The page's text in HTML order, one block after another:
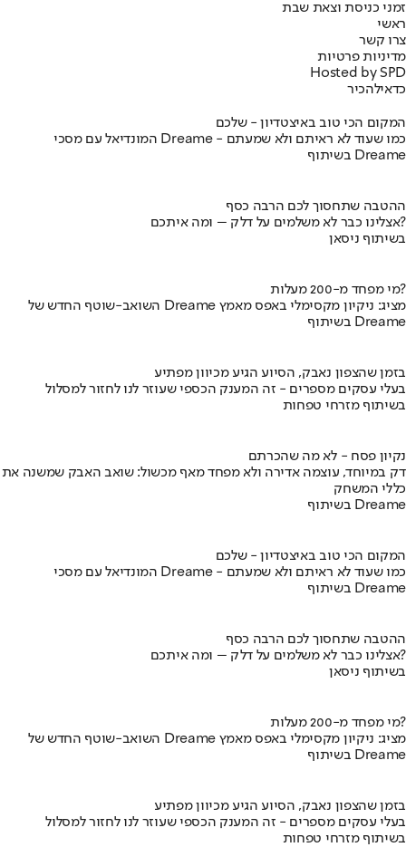
זמני כניסת וצאת שבת
ראשי
צרו קשר
מדיניות פרטיות
Hosted by SPD
כדאילהכיר
המקום הכי טוב באיצטדיון - שלכם
המונדיאל עם מסכי Dreame - כמו שעוד לא ראיתם ולא שמעתם
בשיתוף Dreame
ההטבה שתחסוך לכם הרבה כסף
אצלינו כבר לא משלמים על דלק – ומה איתכם?
בשיתוף ניסאן
מי מפחד מ-200 מעלות?
השואב-שוטף החדש של Dreame מציג: ניקיון מקסימלי באפס מאמץ
בשיתוף Dreame
בזמן שהצפון נאבק, הסיוע הגיע מכיוון מפתיע
בעלי עסקים מספרים - זה המענק הכספי שעוזר לנו לחזור למסלול
בשיתוף מזרחי טפחות
נקיון פסח - לא מה שהכרתם
דק במיוחד, עוצמה אדירה ולא מפחד מאף מכשול: שואב האבק שמשנה את
כללי המשחק
בשיתוף Dreame
המקום הכי טוב באיצטדיון - שלכם
המונדיאל עם מסכי Dreame - כמו שעוד לא ראיתם ולא שמעתם
בשיתוף Dreame
ההטבה שתחסוך לכם הרבה כסף
אצלינו כבר לא משלמים על דלק – ומה איתכם?
בשיתוף ניסאן
מי מפחד מ-200 מעלות?
השואב-שוטף החדש של Dreame מציג: ניקיון מקסימלי באפס מאמץ
בשיתוף Dreame
בזמן שהצפון נאבק, הסיוע הגיע מכיוון מפתיע
בעלי עסקים מספרים - זה המענק הכספי שעוזר לנו לחזור למסלול
בשיתוף מזרחי טפחות